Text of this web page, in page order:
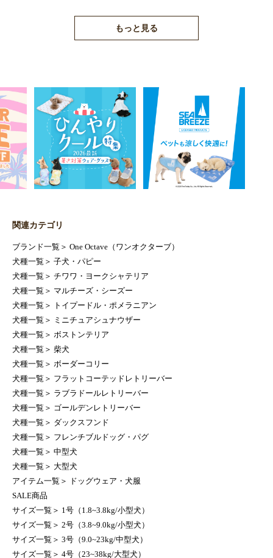
もっと見る
関連カテゴリ
ブランド一覧 ＞ One Octave（ワンオクターブ）
犬種一覧 ＞ 子犬・パピー
犬種一覧 ＞ チワワ・ヨークシャテリア
犬種一覧 ＞ マルチーズ・シーズー
犬種一覧 ＞
トイプードル・ポメラニアン
犬種一覧 ＞
ミニチュアシュナウザー
犬種一覧 ＞ ボストンテリア
犬種一覧 ＞ 柴犬
犬種一覧 ＞ ボーダーコリー
犬種一覧 ＞ フラットコーテッドレトリーバー
犬種一覧 ＞ ラブラドールレトリーバー
犬種一覧 ＞ ゴールデンレトリーバー
犬種一覧 ＞ ダックスフンド
犬種一覧 ＞ フレンチブルドッグ・パグ
犬種一覧 ＞ 中型犬
犬種一覧 ＞ 大型犬
アイテム一覧 ＞
ドッグウェア・犬服
SALE商品
サイズ一覧 ＞ 1号（1.8~3.8kg/小型犬）
サイズ一覧 ＞ 2号（3.8~9.0kg/小型犬）
サイズ一覧 ＞ 3号（9.0~23kg/中型犬）
サイズ一覧 ＞ 4号（23~38kg/大型犬）